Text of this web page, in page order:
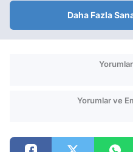
Daha Fazla
Yorumlar ve